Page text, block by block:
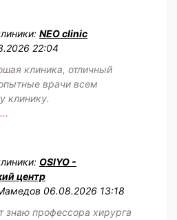
NEO clinic
22:04
клиника, отличный
врачи всем
клинику.
OSIYO -
центр
06.08.2026 13:18
знаю профессора хирурга